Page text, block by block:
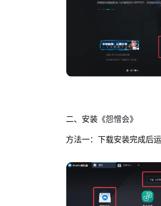
二、安装《怨憎会》
方法一：下载安装完成后